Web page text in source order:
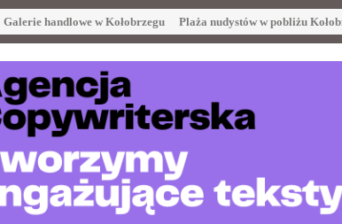
Galerie handlowe w Kołobrzegu Plaża nudystów w pobliżu